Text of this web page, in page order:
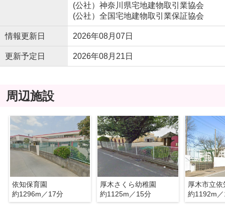
(公社）神奈川県宅地建物取引業協会
(公社）全国宅地建物取引業保証協会
情報更新日 2026年08月07日
更新予定日 2026年08月21日
周辺施設
依知保育園
約1296m／17分
厚木さくら幼稚園
約1125m／15分
厚木市立
約1192m